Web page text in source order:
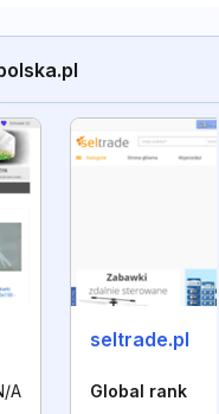
A
seltrade.pl
Global rank